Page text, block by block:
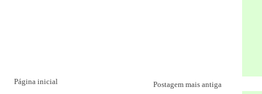
Postagem mais antiga
Página inicial